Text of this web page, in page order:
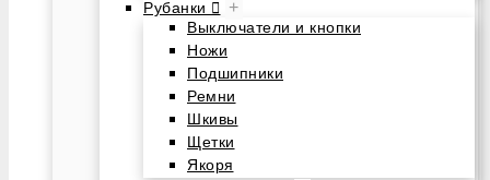
Рубанки +
Выключатели и кнопки
Ножи
Подшипники
Ремни
Шкивы
Щетки
Якоря